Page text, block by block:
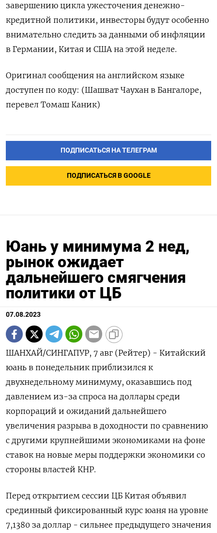
завершению цикла ужесточения денежно-
кредитной политики, инвесторы будут особенно
внимательно следить за данными об инфляции
в Германии, Китая и США на этой неделе.
Оригинал сообщения на английском языке
доступен по коду: (Шашват Чаухан в Бангалоре,
перевел Томаш Каник)
ПОДПИСАТЬСЯ НА ТЕЛЕГРАМ
ПОДПИСАТЬСЯ В GOOGLE
Юань у минимума 2 нед,
рынок ожидает
дальнейшего смягчения
политики от ЦБ
07.08.2023
ШАНХАЙ/СИНГАПУР, 7 авг (Рейтер) - Китайский
юань в понедельник приблизился к
двухнедельному минимуму, оказавшись под
давлением из-за спроса на доллары среди
корпораций и ожиданий дальнейшего
увеличения разрыва в доходности по сравнению
с другими крупнейшими экономиками на фоне
ставок на новые меры поддержки экономики со
стороны властей КНР.
Перед открытием сессии ЦБ Китая объявил
срединный фиксированный курс юаня на уровне
7,1380 за доллар - сильнее предыдущего значения